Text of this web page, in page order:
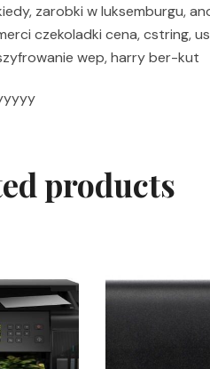
zarobki w luksemburgu,
czekoladki cena, cstring,
wep, harry ber-kut
products